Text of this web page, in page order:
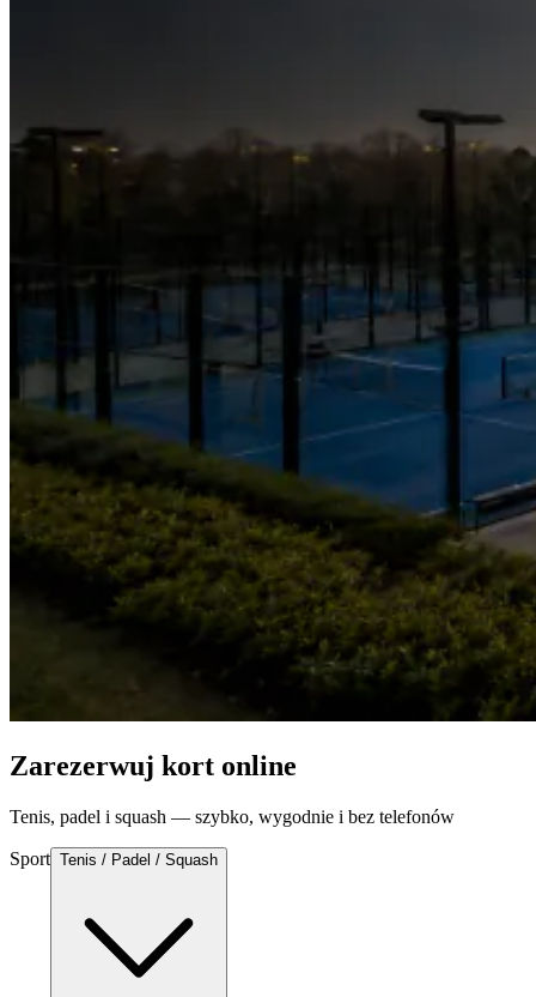
Zarezerwuj kort online
Tenis, padel i squash — szybko, wygodnie i bez telefonów
Sport Tenis / Padel / Squash